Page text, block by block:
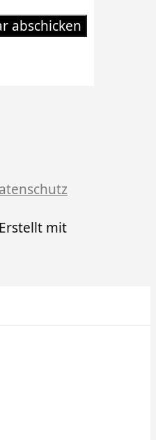
mit